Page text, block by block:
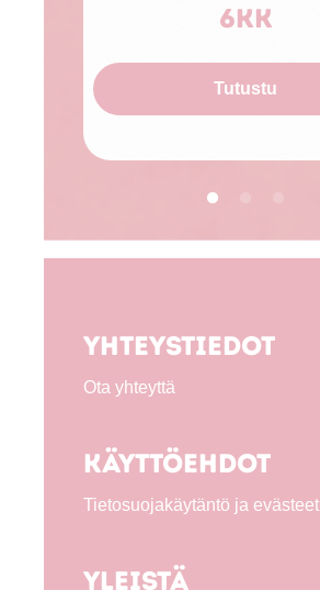
6kk
Tutustu
Yhteystiedot
Ota yhteyttä
Käyttöehdot
Tietosuojakäytäntö ja evästeet
Yleistä